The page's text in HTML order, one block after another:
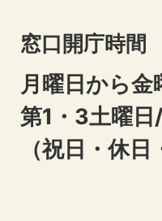
窓口開庁時間
月曜日から
第1・3土曜
（祝日・休